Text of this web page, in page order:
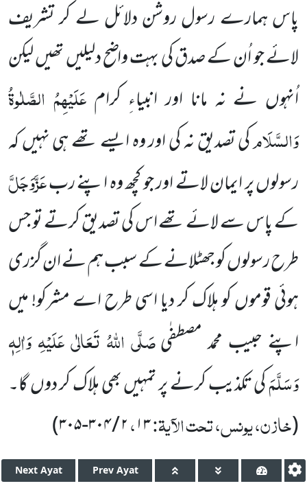
پاس ہمارے رسول روشن دلائل لے کر تشریف
لائے جو اُن کے صدق کی بہت واضح دلیلیں تھیں لیکن
اُنہوں نے نہ مانا اور انبیاءِ کرامعَلَیْہِمُ الصَّلٰوۃُ
وَالسَّلَامکی تصدیق نہ کی اور وہ ایسے تھے ہی نہیں کہ
رسولوں پر ایمان لاتے اور جو کچھ وہ اپنے ربعَزَّوَجَلَّ
کے پاس سے لائے تھے اس کی تصدیق کرتے تو جس
طرح رسولوں کو جھٹلانے کے سبب ہم نے ان گزری
ہوئی قوموں کو ہلاک کر دیا اسی طرح اے مشرکو! میں
اپنے حبیب محمد مصطفٰیصَلَّی اللہُ تَعَالٰی عَلَیْہِ وَاٰلِہٖ
وَسَلَّمَکی تکذیب کرنے پر تمہیں بھی ہلاک کر دوں گا۔
(خازن، یونس، تحت الآیۃ:۱۳،۲ / ۳۰۴-۳۰۵ )
Next Ayat Prev Ayat